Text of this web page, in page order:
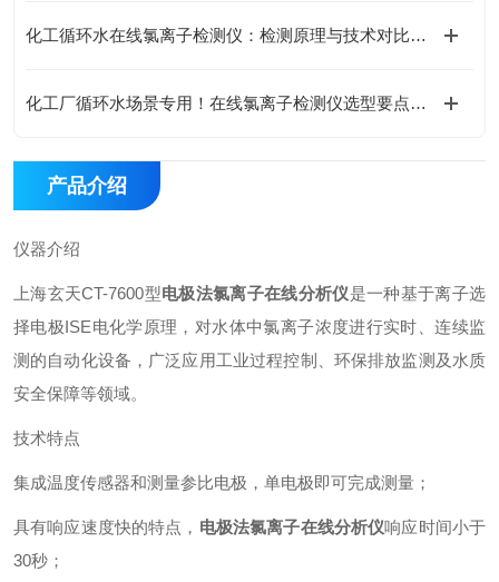
化工循环水在线氯离子检测仪：检测原理与技术对比分析
化工厂循环水场景专用！在线氯离子检测仪选型要点与参数解读
产品介绍
仪器介绍
上海玄天CT-7600型电极法氯离子在线分析仪是一种基于离子选
择电极ISE电化学原理，对水体中氯离子浓度进行实时、连续监
测的自动化设备，广泛应用工业过程控制、环保排放监测及水质
安全保障等领域。
技术特点
集成温度传感器和测量参比电极，单电极即可完成测量；
具有响应速度快的特点， 电极法氯离子在线分析仪响应时间小于
30秒；